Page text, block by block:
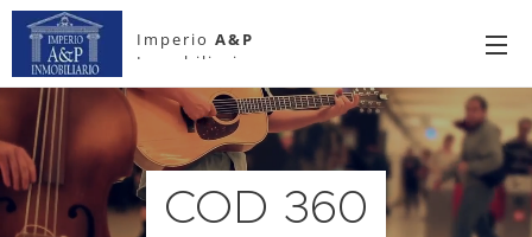
Imperio A&P
Inmobiliario
COD 360